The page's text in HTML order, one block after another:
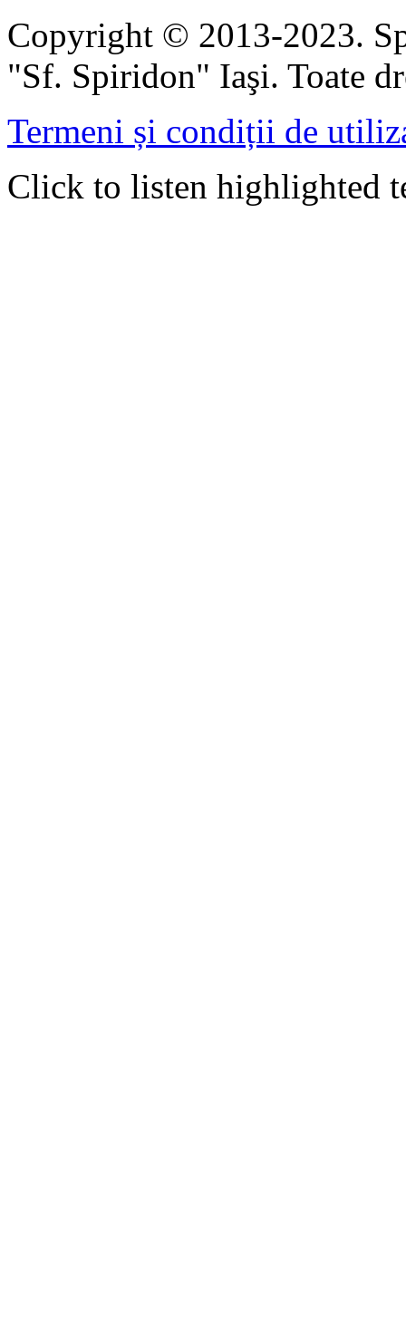
Copyright © 2013-2023.
"Sf. Spiridon" Iaşi. Toate
Termeni și condiții de
Click to listen highlighted